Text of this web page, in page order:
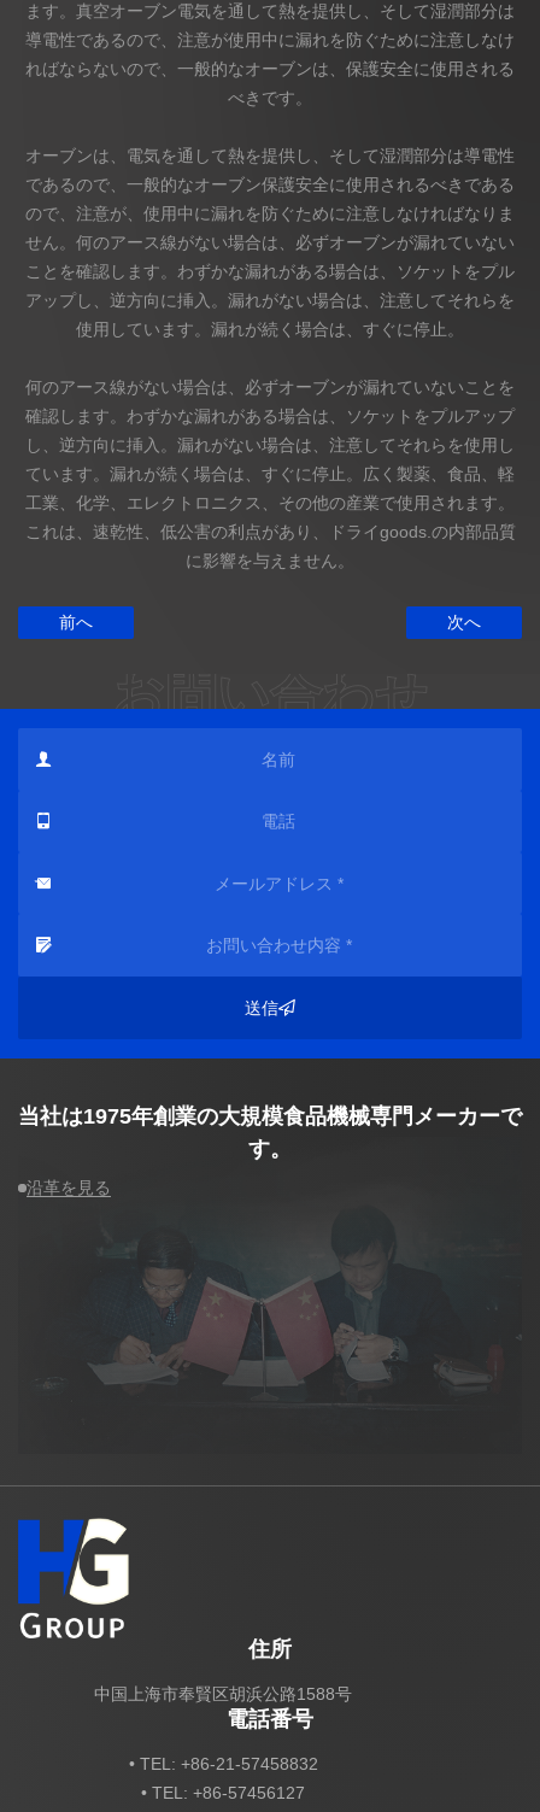
ます。真空オーブン電気を通して熱を提供し、そして湿潤部分は
導電性であるので、注意が使用中に漏れを防ぐために注意しなけ
ればならないので、一般的なオーブンは、保護安全に使用される
べきです。
オーブンは、電気を通して熱を提供し、そして湿潤部分は導電性
であるので、一般的なオーブン保護安全に使用されるべきである
ので、注意が、使用中に漏れを防ぐために注意しなければなりま
せん。何のアース線がない場合は、必ずオーブンが漏れていない
ことを確認します。わずかな漏れがある場合は、ソケットをプル
アップし、逆方向に挿入。漏れがない場合は、注意してそれらを
使用しています。漏れが続く場合は、すぐに停止。
何のアース線がない場合は、必ずオーブンが漏れていないことを
確認します。わずかな漏れがある場合は、ソケットをプルアップ
し、逆方向に挿入。漏れがない場合は、注意してそれらを使用し
ています。漏れが続く場合は、すぐに停止。広く製薬、食品、軽
工業、化学、エレクトロニクス、その他の産業で使用されます。
これは、速乾性、低公害の利点があり、ドライgoods.の内部品質
に影響を与えません。
前へ 次へ
お問い合わせ
送信
当社は1975年創業の大規模食品機械専門メーカーで
す。
沿革を見る
住所
中国上海市奉賢区胡浜公路1588号
電話番号
• TEL: +86-21-57458832
• TEL: +86-57456127